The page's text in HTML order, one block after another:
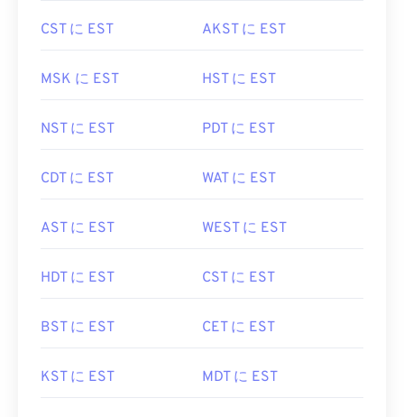
CST に EST AKST に EST
MSK に EST HST に EST
NST に EST PDT に EST
CDT に EST WAT に EST
AST に EST WEST に EST
HDT に EST CST に EST
BST に EST CET に EST
KST に EST MDT に EST